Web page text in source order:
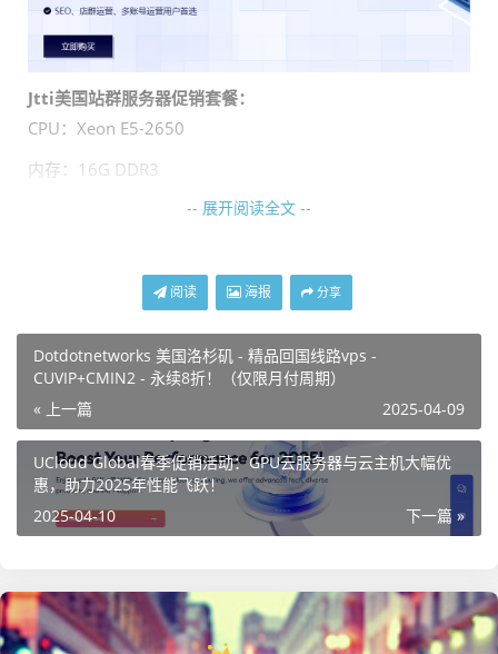
Jtti美国站群服务器促销套餐：
CPU：Xeon E5-2650
内存：16G DDR3
DDoS：20G
系统：Windows & linux
IP段：1C/253【可选2C/250、4C/244】
价格：$218.6/月起
立即购买
本次测评针对美国洛杉矶站群服务器进行了全面测试，涵盖
硬件性能、网络质量以及区域解锁能力等多个方面。
-- 展开阅读全文 --
阅读 海报 分享
Dotdotnetworks 美国洛杉矶 - 精品回国线路vps -
CUVIP+CMIN2 - 永续8折！（仅限月付周期）
« 上一篇
2025-04-09
UCloud Global春季促销活动：GPU云服务器与云主机大幅优
惠，助力2025年性能飞跃！
下一篇 »
2025-04-10